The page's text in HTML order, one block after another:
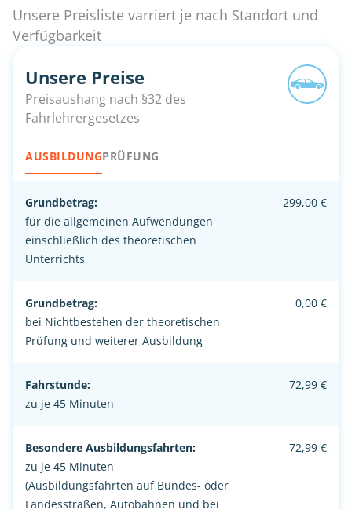
Unsere Preisliste varriert je nach Standort und
Verfügbarkeit
Unsere Preise
Preisaushang nach §32 des
Fahrlehrergesetzes
AUSBILDUNGPRÜFUNG
Grundbetrag:
für die allgemeinen Aufwendungen
einschließlich des theoretischen
Unterrichts
299,00 €
Grundbetrag:
bei Nichtbestehen der theoretischen
Prüfung und weiterer Ausbildung
0,00 €
Fahrstunde:
zu je 45 Minuten
72,99 €
Besondere Ausbildungsfahrten:
zu je 45 Minuten
(Ausbildungsfahrten auf Bundes- oder
Landesstraßen, Autobahnen und bei
72,99 €